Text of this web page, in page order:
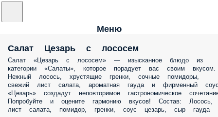
Меню
Салат Цезарь с лососем
Салат «Цезарь с лососем» — изысканное блюдо из
категории «Салаты», которое порадует вас своим вкусом.
Нежный лосось, хрустящие гренки, сочные помидоры,
свежий лист салата, ароматная гауда и фирменный
«Цезарь» создадут неповторимое гастрономическое
Попробуйте и оцените гармонию вкусов! Состав: Лосось,
лист салата, помидор, гренки, соус цезарь, сыр гауда